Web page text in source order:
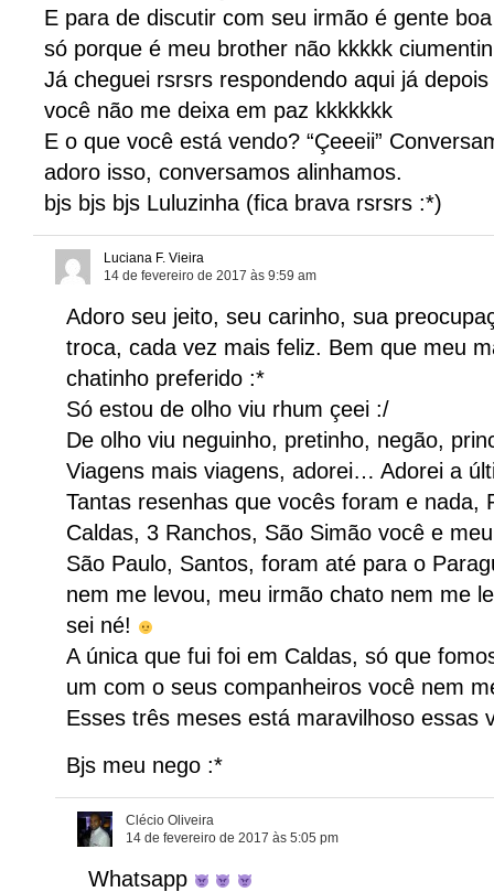
E para de discutir com seu irmão é gente
só porque é meu brother não kkkkk
Já cheguei rsrsrs respondendo aqui já
você não me deixa em paz kkkkkkk
E o que você está vendo? “Çeeeii”
adoro isso, conversamos alinhamos.
bjs bjs bjs Luluzinha (fica brava rsrsrs :*)
Luciana F. Vieira
14 de fevereiro de 2017 às 9:59 am
Adoro seu jeito, seu carinho, sua
troca, cada vez mais feliz. Bem que meu
chatinho preferido :*
Só estou de olho viu rhum çeei :/
De olho viu neguinho, pretinho, negão,
Viagens mais viagens, adorei… Adorei a
Tantas resenhas que vocês foram e nada,
Caldas, 3 Ranchos, São Simão você e
São Paulo, Santos, foram até para o
nem me levou, meu irmão chato nem me
sei né!
A única que fui foi em Caldas, só que
um com o seus companheiros você nem
Esses três meses está maravilhoso essas
Bjs meu nego :*
Clécio Oliveira
14 de fevereiro de 2017 às 5:05 pm
Whatsapp